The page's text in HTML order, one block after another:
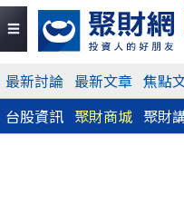
最新討論 最新文章 焦點
台股資訊 聚財商城 聚財